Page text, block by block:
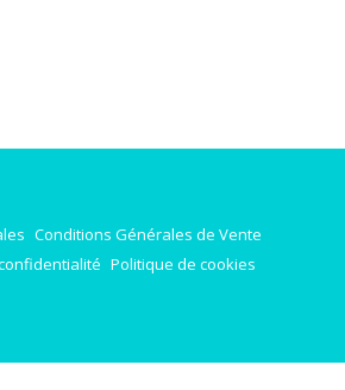
Conditions Générales de Vente
Politique de cookies